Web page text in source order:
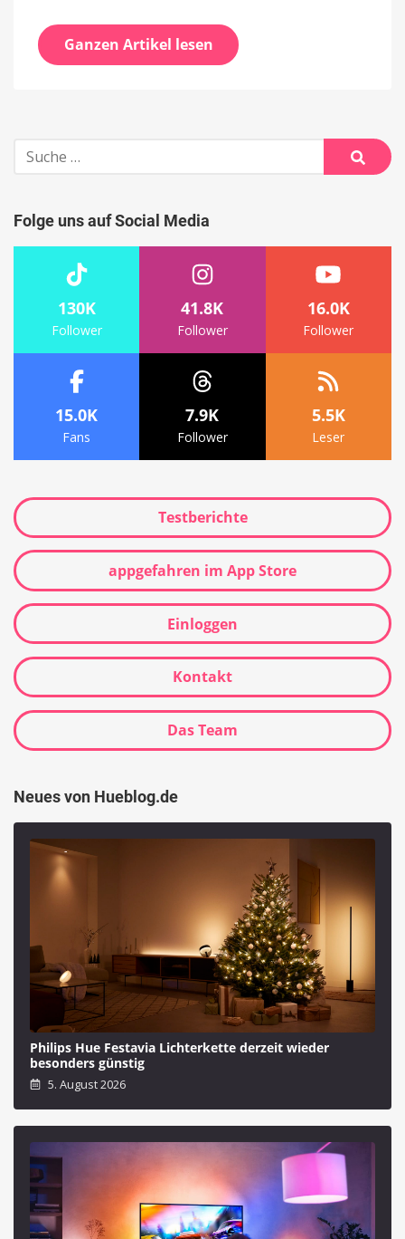
Ganzen Artikel lesen
Suche
nach:
Suche
Folge uns auf Social Media
130K
Follower
41.8K
Follower
16.0K
Follower
15.0K
Fans
7.9K
Follower
5.5K
Leser
Testberichte
appgefahren im App Store
Einloggen
Kontakt
Das Team
Neues von Hueblog.de
Philips Hue Festavia Lichterkette derzeit wieder
besonders günstig
5. August 2026